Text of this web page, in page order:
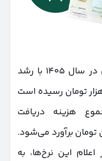
تعرفه‌های آموزش رانندگی در سال ۱۴۰۵ با رشد
درصدی به ساعتی ۶۰۰ هزار تومان رسیده است
هزینه دریافت
۱۵ میلیون تومان برآورد می‌شود.
این نرخ‌ها، به